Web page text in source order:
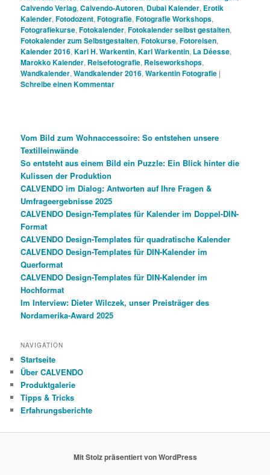
Calvendo Verlag,Calvendo-Autoren, Dubai Kalender, Erotik
Kalender,Fotodozent,Fotografie,Fotografie Workshops,
Fotografiekurse,Fotokalender,Fotokalender selbst gestalten,
Fotokalender zum Selbstgestalten,Fotokurse,Fotoreisen,
Kalender 2016,Karl H. Warkentin,Karl Warkentin, La Déesse,
Marokko Kalender, Reisefotografie, Reiseworkshops,
Wandkalender,Wandkalender 2016,Warkentin Fotografie |
Schreibe einen Kommentar
Vom Bild zum Wohnaccessoire: So entstehen unsere
Textilleinwände
So entsteht aus einem Bild ein Puzzle: Ein Blick hinter die
Kulissen der Produktion
CALVENDO im Dialog: Antworten auf Ihre Fragen &
Umfrageergebnisse 2025
CALVENDO Design-Templates für Kalender im Doppel-DIN-
Format
CALVENDO Design-Templates für quadratische Kalender
CALVENDO Design-Templates für DIN-Kalender im
Querformat
CALVENDO Design-Templates für DIN-Kalender im
Hochformat
Im Interview: Dieter Wilczek, unser Preisträger des
Nordamerika-Award 2025
NAVIGATION
Startseite
Über CALVENDO
Produktgalerie
Tipps & Tricks
Erfahrungsberichte
Mit Stolz präsentiert von WordPress